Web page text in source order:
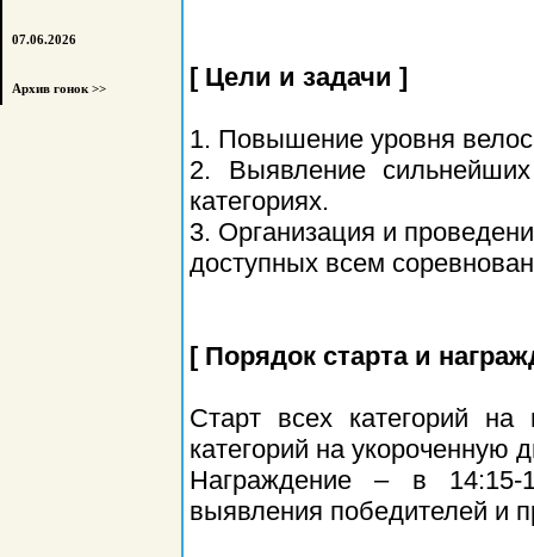
[ Цели и задачи ]
1. Повышение уровня
2. Выявление
категориях.
3. Организация и
доступных всем
[ Порядок старта и
Старт всех категорий
категорий на укороченную
Награждение – в 14:15-
выявления победителей и
07.06.2026
Архив гонок >>